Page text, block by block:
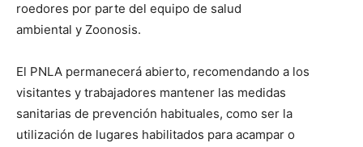
roedores por parte del equipo de salud
ambiental y Zoonosis.
El PNLA permanecerá abierto, recomendando a los
visitantes y trabajadores mantener las medidas
sanitarias de prevención habituales, como ser la
utilización de lugares habilitados para acampar o